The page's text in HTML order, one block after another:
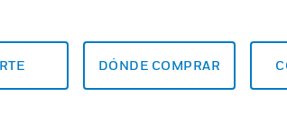
DÓNDE COMPRAR